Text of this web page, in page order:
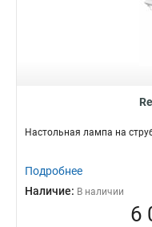
Настольная лампа на
Подробнее
Наличие: В наличии
6